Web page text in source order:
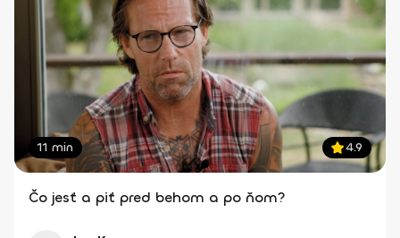
11 min 4.9
Čo jesť a piť pred behom a po ňom?